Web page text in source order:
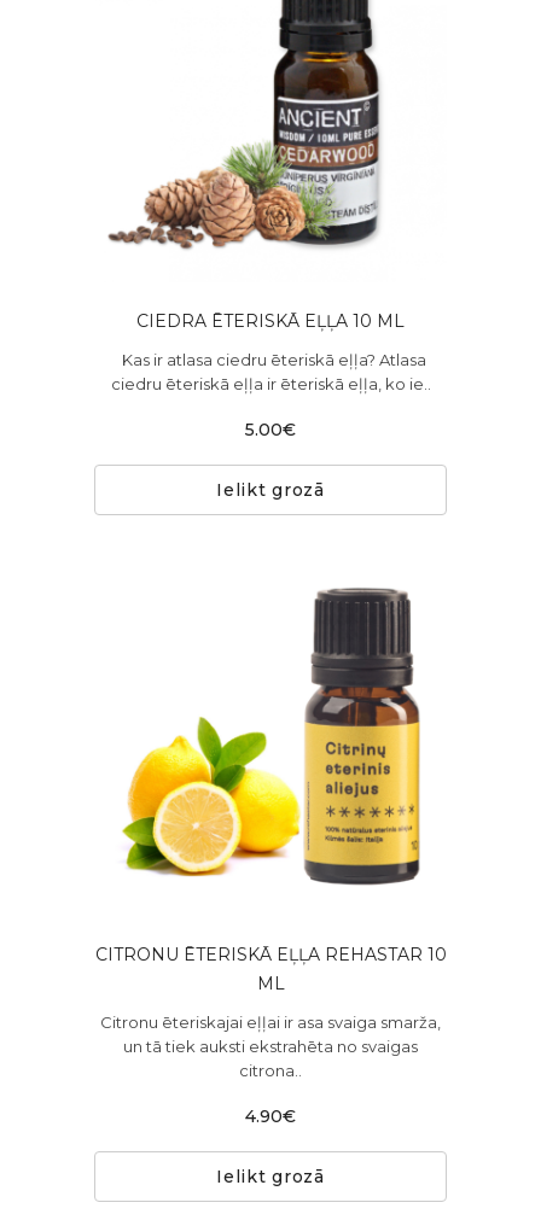
CIEDRA ĒTERISKĀ EĻĻA 10 ML
Kas ir atlasa ciedru ēteriskā eļļa? Atlasa
ciedru ēteriskā eļļa ir ēteriskā eļļa, ko ie..
5.00€
Ielikt grozā
CITRONU ĒTERISKĀ EĻĻA REHASTAR 10
ML
Citronu ēteriskajai eļļai ir asa svaiga smarža,
un tā tiek auksti ekstrahēta no svaigas
citrona..
4.90€
Ielikt grozā